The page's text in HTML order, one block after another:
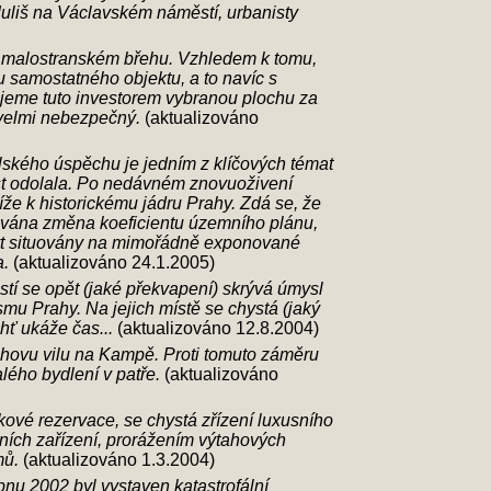
na Václavském náměstí, urbanisty
břehu. Vzhledem k tomu,
samostatného objektu, a to navíc s
tuto investorem vybranou plochu za
nebezpečný. (aktualizováno
úspěchu je jedním z klíčových témat
odolala. Po nedávném znovuoživení
k historickému jádru Prahy. Zdá se, že
změna koeficientu územního plánu,
na mimořádně exponované
(aktualizováno 24.1.2005)
se opět (jaké překvapení) skrývá úmysl
Prahy. Na jejich místě se chystá (jaký
ukáže čas... (aktualizováno 12.8.2004)
vilu na Kampě. Proti tomuto záměru
bydlení v patře. (aktualizováno
rezervace, se chystá zřízení luxusního
zařízení, prorážením výtahových
(aktualizováno 1.3.2004)
2002 byl vystaven katastrofální